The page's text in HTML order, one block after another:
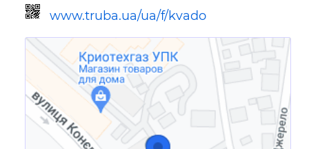
www.truba.ua/ua/f/kvado
Посилання для мобільних
пристроїв